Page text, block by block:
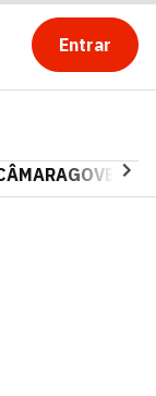
Entrar
GOVERNO